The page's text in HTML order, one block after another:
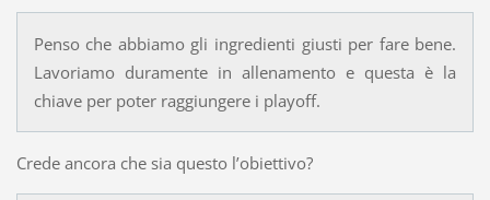
Penso che abbiamo gli ingredienti giusti per fare bene.
Lavoriamo duramente in allenamento e questa è la
chiave per poter raggiungere i playoff.
Crede ancora che sia questo l’obiettivo?